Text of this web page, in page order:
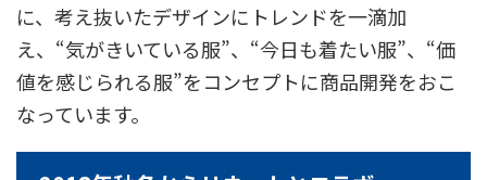
に、考え抜いたデザインにトレンドを一滴加
え、“気がきいている服”、“今日も着たい服”、“価
値を感じられる服”をコンセプトに商品開発をおこ
なっています。